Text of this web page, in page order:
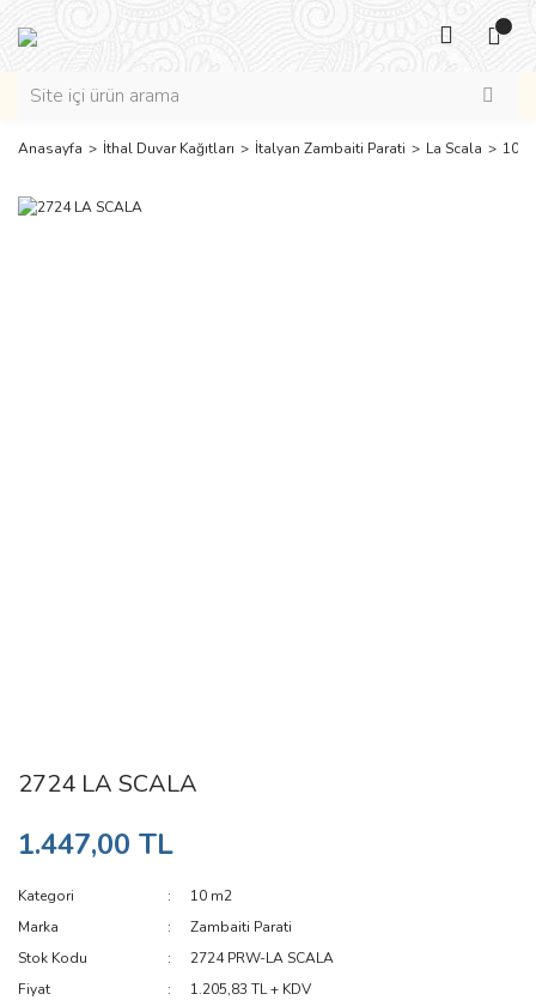
Anasayfa İthal Duvar Kağıtları İtalyan Zambaiti Parati La Scala 10
2724 LA SCALA
1.447,00 TL
Kategori
10 m2
Marka
Zambaiti Parati
Stok Kodu
2724 PRW-LA SCALA
Fiyat
1.205,83 TL + KDV